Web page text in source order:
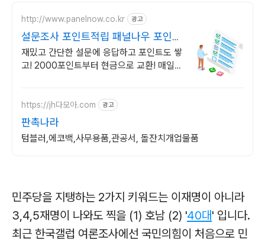
http://www.panelnow.co.kr 광고
설문조사 포인트적립 패널나우 포인트
쌓는 재밌는 설문조사
재밌고 간단한 설문에 응답하고 포인트도 쌓
고! 2000포인트부터 현금으로 교환! 매일
https://jh다모아.com 광고
판촉나라
텀블러,에코백,사무용품,관공서, 돌잔치개업물품
민주당을 지탱하는 2가지 키워드는 이재명이 아니라
3,4,5재명이 나와도 찍을 (1) 호남 (2) '40대' 입니다.
최근 한국갤럽 여론조사에선 국민의힘이 처음으로 민